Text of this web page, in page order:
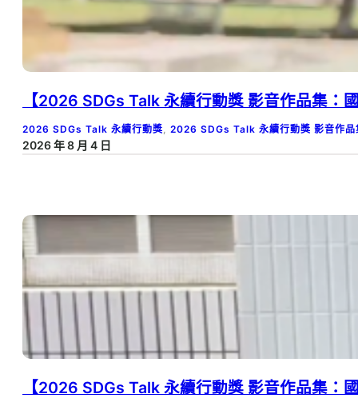
【2026 SDGs Talk 永續行動獎 影音作品集：
2026 SDGs Talk 永續行動獎, 2026 SDGs Talk 永續行動獎 影音作品
2026 年 8 月 4 日
【2026 SDGs Talk 永續行動獎 影音作品集：